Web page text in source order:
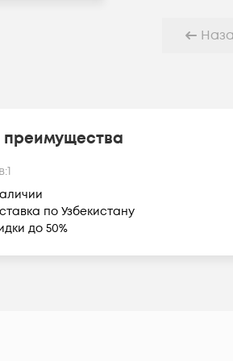
1
по Узбекистану
до 50%